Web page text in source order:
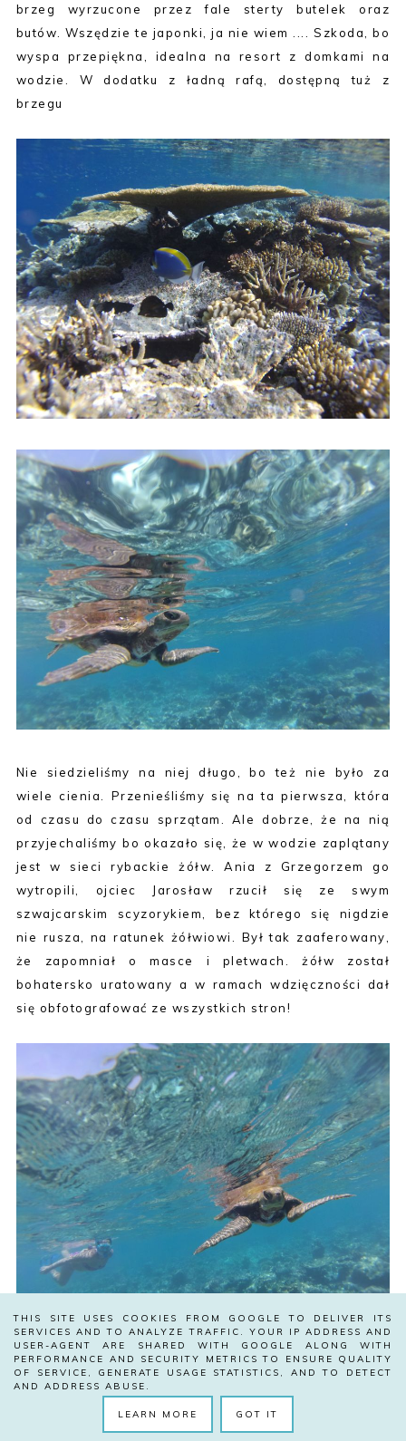
brzeg wyrzucone przez fale sterty butelek oraz
butów. Wszędzie te japonki, ja nie wiem .... Szkoda, bo
wyspa przepiękna, idealna na resort z domkami na
wodzie. W dodatku z ładną rafą, dostępną tuż z
brzegu
Nie siedzieliśmy na niej długo, bo też nie było za
wiele cienia. Przenieśliśmy się na ta pierwsza, która
od czasu do czasu sprzątam. Ale dobrze, że na nią
przyjechaliśmy bo okazało się, że w wodzie zaplątany
jest w sieci rybackie żółw. Ania z Grzegorzem go
wytropili, ojciec Jarosław rzucił się ze swym
szwajcarskim scyzorykiem, bez którego się nigdzie
nie rusza, na ratunek żółwiowi. Był tak zaaferowany,
że zapomniał o masce i pletwach. żółw został
bohatersko uratowany a w ramach wdzięczności dał
się obfotografować ze wszystkich stron!
THIS SITE USES COOKIES FROM GOOGLE TO DELIVER ITS
SERVICES AND TO ANALYZE TRAFFIC. YOUR IP ADDRESS AND
USER-AGENT ARE SHARED WITH GOOGLE ALONG WITH
PERFORMANCE AND SECURITY METRICS TO ENSURE QUALITY
OF SERVICE, GENERATE USAGE STATISTICS, AND TO DETECT
AND ADDRESS ABUSE.
LEARN MORE GOT IT